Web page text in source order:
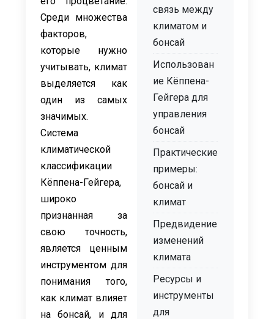
связь между
климатом и
бонсай
Использован
ие Кёппена-
Гейгера для
управления
бонсай
Практические
примеры:
бонсай и
климат
Предвидение
изменений
климата
Ресурсы и
инструменты
для
Среди множества
факторов,
которые нужно
учитывать, климат
выделяется как
один из самых
значимых.
Система
климатической
классификации
Кёппена-Гейгера,
широко
признанная за
свою точность,
является ценным
инструментом для
понимания того,
как климат влияет
на бонсай, и для